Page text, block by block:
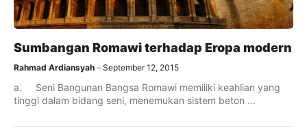
Sumbangan Romawi terhadap Eropa modern
Rahmad Ardiansyah September 12, 2015
a. Seni Bangunan Bangsa Romawi memiliki keahlian yang
tinggi dalam bidang seni, menemukan sistem beton ...